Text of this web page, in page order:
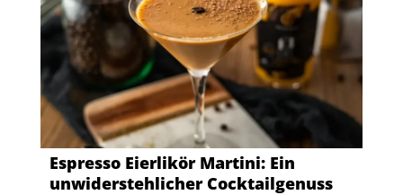
Espresso Eierlikör Martini: Ein
unwiderstehlicher Cocktailgenuss